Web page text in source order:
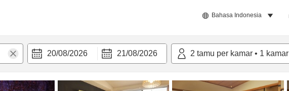
Bahasa Indonesia
20/08/2026 21/08/2026 2 tamu per kamar • 1 kamar